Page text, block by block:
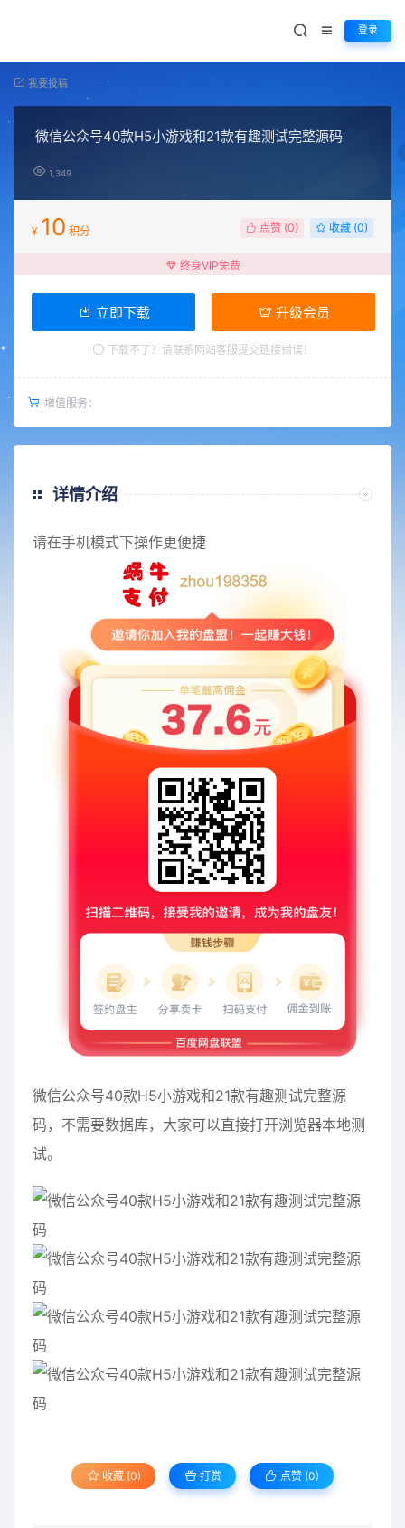
登录
我要投稿
微信公众号40款H5小游戏和21款有趣测试完整源码
1,349
¥ 10 积分 点赞 (0) 收藏 (0)
终身VIP免费
立即下载 升级会员
下载不了？请联系网站客服提交链接错误！
增值服务：
详情介绍
请在手机模式下操作更便捷
微信公众号40款H5小游戏和21款有趣测试完整源
码，不需要数据库，大家可以直接打开浏览器本地测
试。
收藏 (0) 打赏 点赞 (0)